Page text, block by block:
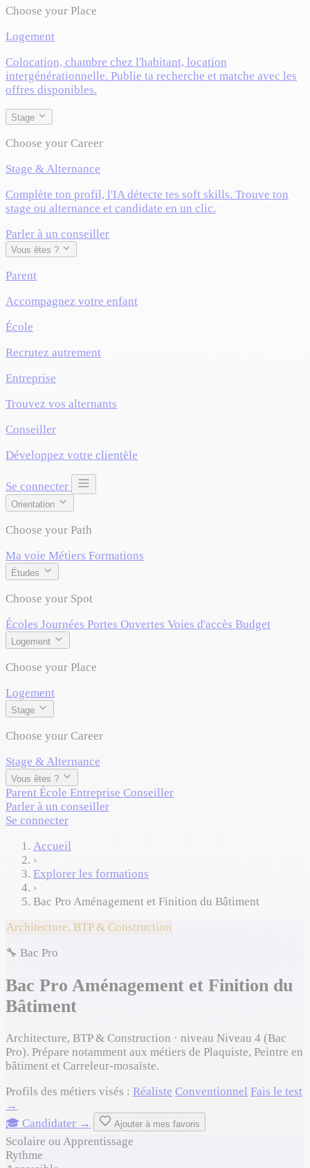
Choose your Place
Logement
Colocation, chambre chez l'habitant, location
intergénérationnelle. Publie ta recherche et matche avec les
offres disponibles.
Stage
Choose your Career
Stage & Alternance
Complète ton profil, l'IA détecte tes soft skills. Trouve ton
stage ou alternance et candidate en un clic.
Parler à un conseiller
Vous êtes ?
Parent
Accompagnez votre enfant
École
Recrutez autrement
Entreprise
Trouvez vos alternants
Conseiller
Développez votre clientèle
Se connecter
Orientation
Choose your Path
Ma voie Métiers Formations
Études
Choose your Spot
Écoles Journées Portes Ouvertes Voies d'accès Budget
Logement
Choose your Place
Logement
Stage
Choose your Career
Stage & Alternance
Vous êtes ?
Parent École Entreprise Conseiller
Parler à un conseiller
Se connecter
Accueil
›
Explorer les formations
›
Bac Pro Aménagement et Finition du Bâtiment
Architecture, BTP & Construction
🔧 Bac Pro
Bac Pro Aménagement et Finition du
Bâtiment
Architecture, BTP & Construction · niveau Niveau 4 (Bac
Pro). Prépare notamment aux métiers de Plaquiste, Peintre en
bâtiment et Carreleur-mosaïste.
Profils des métiers visés : Réaliste Conventionnel Fais le test
→
🎓 Candidater →
Ajouter à mes favoris
Scolaire ou Apprentissage
Rythme